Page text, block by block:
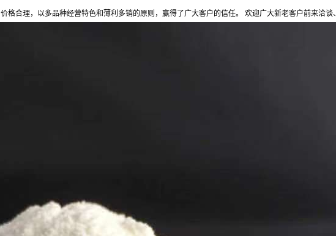
合理，以多品种经营特色和薄利多销的原则，赢得了广大客户的信任。 欢迎广大新老客户前来洽谈